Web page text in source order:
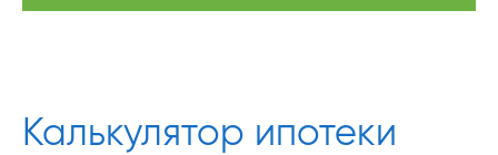
Калькулятор ипотеки